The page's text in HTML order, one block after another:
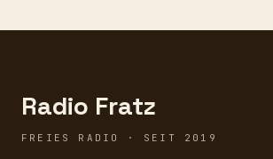
Radio Fratz
FREIES RADIO · SEIT 2019